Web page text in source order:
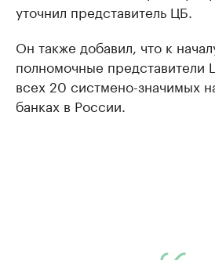
уточнил представитель ЦБ.
Он также добавил, что к
полномочные представители
всех 20 систмено-значимых
банках в России.